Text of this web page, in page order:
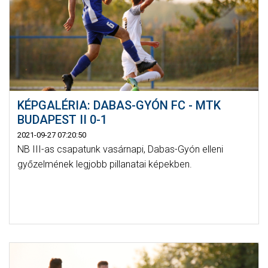
KÉPGALÉRIA: DABAS-GYÓN FC - MTK
BUDAPEST II 0-1
2021-09-27 07:20:50
NB III-as csapatunk vasárnapi, Dabas-Gyón elleni
győzelmének legjobb pillanatai képekben.